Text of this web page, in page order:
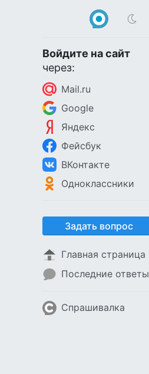
Войдите на сайт
через:
Mail.ru
Google
Яндекс
Фейсбук
ВКонтакте
Одноклассники
Задать вопрос
Главная страница
Последние ответы
Спрашивалка